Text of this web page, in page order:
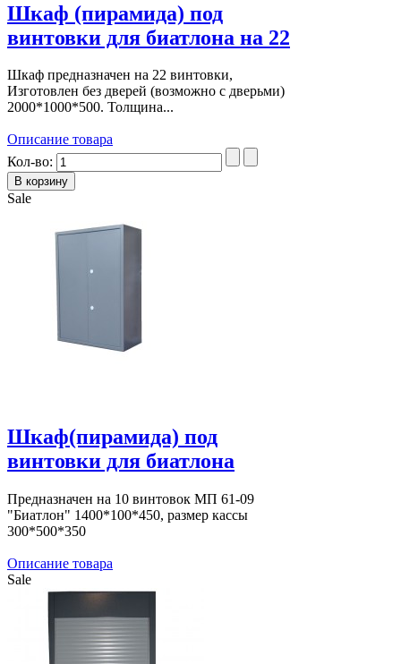
Шкаф (пирамида) под
винтовки для биатлона на 22
Шкаф предназначен на 22 винтовки,
Изготовлен без дверей (возможно с дверьми)
2000*1000*500. Толщина...
Описание товара
Кол-во:
Sale
Шкаф(пирамида) под
винтовки для биатлона
Предназначен на 10 винтовок МП 61-09
"Биатлон" 1400*100*450, размер кассы
300*500*350
Описание товара
Sale